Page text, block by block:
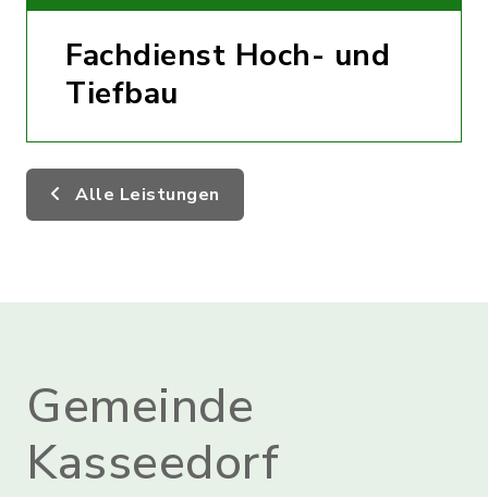
Fachdienst Hoch- und
Tiefbau
Alle Leistungen
Gemeinde
Kasseedorf